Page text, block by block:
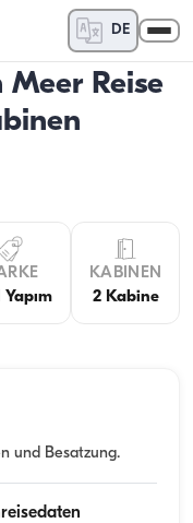
DE
Reise
Yapım
KABINEN
2 Kabine
und Besatzung.